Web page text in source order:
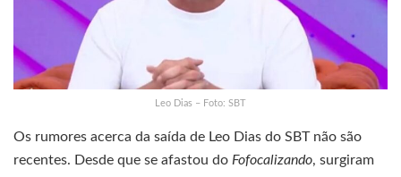
Leo Dias – Foto: SBT
Os rumores acerca da saída de Leo Dias do SBT não são
recentes. Desde que se afastou do Fofocalizando, surgiram